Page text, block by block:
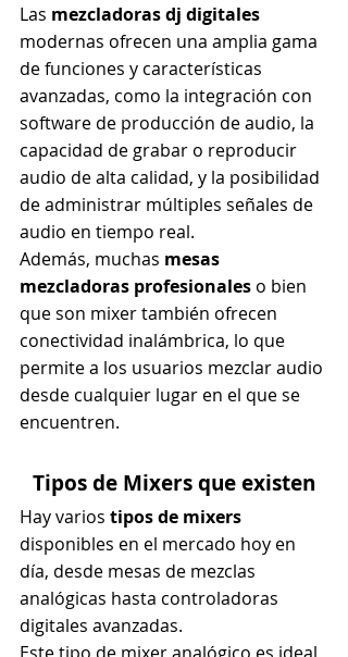
Las mezcladoras dj digitales
modernas ofrecen una amplia gama
de funciones y características
avanzadas, como la integración con
software de producción de audio, la
capacidad de grabar o reproducir
audio de alta calidad, y la posibilidad
de administrar múltiples señales de
audio en tiempo real.
Además, muchas mesas
mezcladoras profesionales o bien
que son mixer también ofrecen
conectividad inalámbrica, lo que
permite a los usuarios mezclar audio
desde cualquier lugar en el que se
encuentren.
Tipos de Mixers que existen
Hay varios tipos de mixers
disponibles en el mercado hoy en
día, desde mesas de mezclas
analógicas hasta controladoras
digitales avanzadas.